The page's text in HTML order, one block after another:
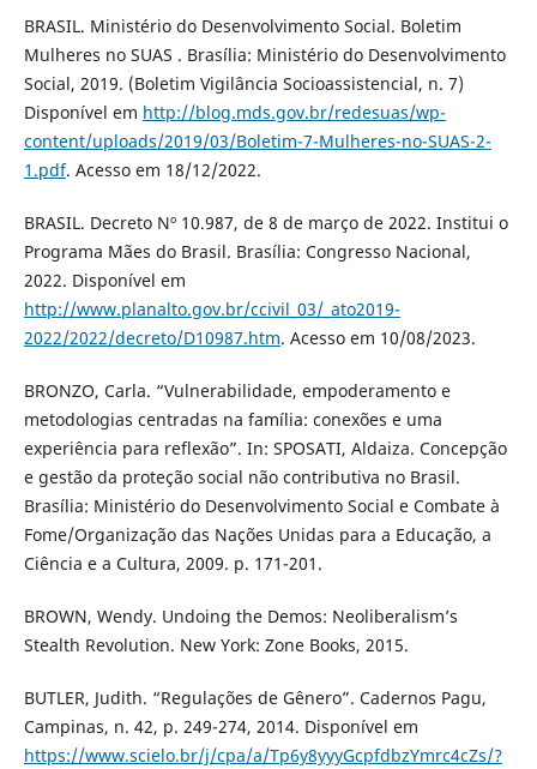
BRASIL. Ministério do Desenvolvimento Social. Boletim
Mulheres no SUAS . Brasília: Ministério do Desenvolvimento
Social, 2019. (Boletim Vigilância Socioassistencial, n. 7)
Disponível em http://blog.mds.gov.br/redesuas/wp-
content/uploads/2019/03/Boletim-7-Mulheres-no-SUAS-2-
1.pdf. Acesso em 18/12/2022.
BRASIL. Decreto Nº 10.987, de 8 de março de 2022. Institui o
Programa Mães do Brasil. Brasília: Congresso Nacional,
2022. Disponível em
http://www.planalto.gov.br/ccivil_03/_ato2019-
2022/2022/decreto/D10987.htm. Acesso em 10/08/2023.
BRONZO, Carla. “Vulnerabilidade, empoderamento e
metodologias centradas na família: conexões e uma
experiência para reflexão”. In: SPOSATI, Aldaiza. Concepção
e gestão da proteção social não contributiva no Brasil.
Brasília: Ministério do Desenvolvimento Social e Combate à
Fome/Organização das Nações Unidas para a Educação, a
Ciência e a Cultura, 2009. p. 171-201.
BROWN, Wendy. Undoing the Demos: Neoliberalism’s
Stealth Revolution. New York: Zone Books, 2015.
BUTLER, Judith. “Regulações de Gênero”. Cadernos Pagu,
Campinas, n. 42, p. 249-274, 2014. Disponível em
https://www.scielo.br/j/cpa/a/Tp6y8yyyGcpfdbzYmrc4cZs/?